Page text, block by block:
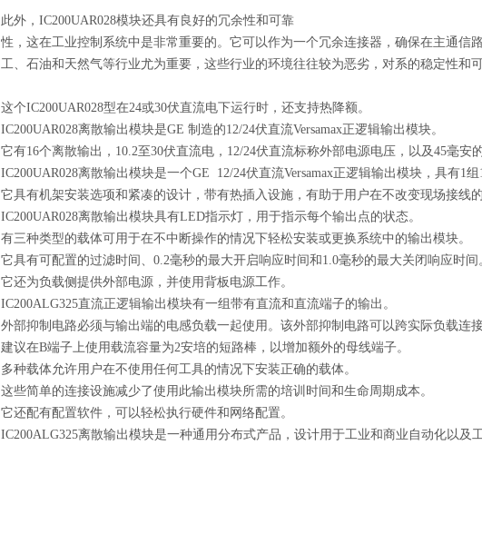
此外， IC200UAR028模块还具有良好的冗余性和可靠
性，这在工业控制系统中是非常重要的。它可以作为一个冗余连接器，确保在主通信
工、石油和天然气等行业尤为重要，这些行业的环境往往较为恶劣，对系的稳定性和可
这个IC200UAR028型在24或30伏直流电下运行时，还支持热降额。
IC200UAR028离散输出模块是GE 制造的12/24伏直流Versamax正逻辑输出模块。
它有16个离散输出，10.2至30伏直流电，12/24伏直流标称外部电源电压，以及45毫安
IC200UAR028离散输出模块是一个GE 12/24伏直流Versamax正逻辑输出模块，具有1组
它具有机架安装选项和紧凑的设计，带有热插入设施，有助于用户在不改变现场接线
IC200UAR028离散输出模块具有LED指示灯，用于指示每个输出点的状态。
有三种类型的载体可用于在不中断操作的情况下轻松安装或更换系统中的输出模块。
它具有可配置的过滤时间、0.2毫秒的最大开启响应时间和1.0毫秒的最大关闭响应时间
它还为负载侧提供外部电源，并使用背板电源工作。
IC200ALG325直流正逻辑输出模块有一组带有直流和直流端子的输出。
外部抑制电路必须与输出端的电感负载一起使用。该外部抑制电路可以跨实际负载连
建议在B端子上使用载流容量为2安培的短路棒，以增加额外的母线端子。
多种载体允许用户在不使用任何工具的情况下安装正确的载体。
这些简单的连接设施减少了使用此输出模块所需的培训时间和生命周期成本。
它还配有配置软件，可以轻松执行硬件和网络配置。
IC200ALG325离散输出模块是一种通用分布式产品，设计用于工业和商业自动化以及